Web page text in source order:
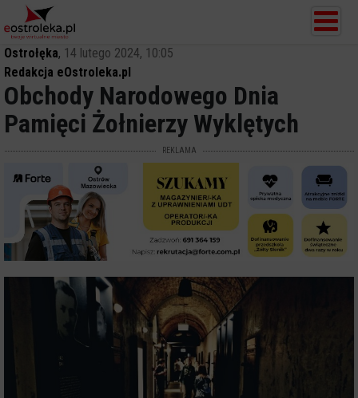
Ostrołęka, 14 lutego 2024, 10:05
Redakcja eOstroleka.pl
Obchody Narodowego Dnia
Pamięci Żołnierzy Wyklętych
REKLAMA